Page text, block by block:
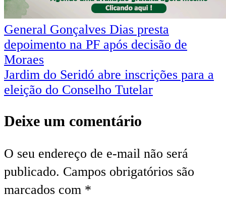
Navegação
de
Post
General Gonçalves Dias presta
depoimento na PF após decisão de
Moraes
Jardim do Seridó abre inscrições para a
eleição do Conselho Tutelar
Deixe um comentário
O seu endereço de e-mail não será
publicado. Campos obrigatórios são
marcados com *